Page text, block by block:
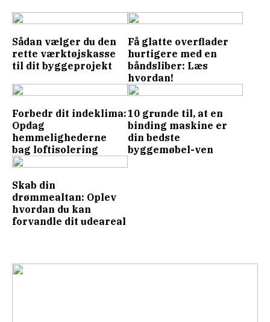
Sådan vælger du den
rette værktøjskasse
til dit byggeprojekt
Få glatte overflader
hurtigere med en
båndsliber: Læs
hvordan!
Forbedr dit indeklima:
Opdag
hemmelighederne
bag loftisolering
10 grunde til, at en
binding maskine er
din bedste
byggemøbel-ven
Skab din
drømmealtan: Oplev
hvordan du kan
forvandle dit udeareal